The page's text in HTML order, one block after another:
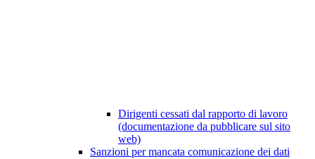
Dirigenti cessati dal rapporto di lavoro
(documentazione da pubblicare sul sito
web)
Sanzioni per mancata comunicazione dei dati